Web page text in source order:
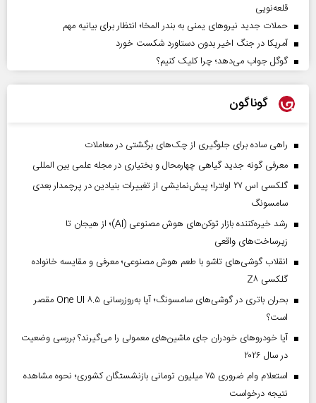
قلعه‌نویی
حملات جدید نیروهای یمنی به بندر المخا؛ انتظار برای بیانیه مهم
آمریکا در جنگ اخیر بدون دستاورد شکست خورد
گوگل جواب می‌دهد؛ چرا کلیک کنیم؟
گوناگون
راهی ساده برای جلوگیری از چک‌های برگشتی در معاملات
معرفی گونه جدید گیاهی چهارمحال و بختیاری در مجله علمی بین المللی
گلکسی اس ۲۷ اولترا؛ پیش‌نمایشی از تغییرات بنیادین در پرچمدار بعدی
سامسونگ
رشد خیره‌کننده بازار توکن‌های هوش مصنوعی (AI)؛ از هیجان تا
زیرساخت‌های واقعی
انقلاب گوشی‌های تاشو‌ با طعم هوش مصنوعی؛ معرفی و مقایسه خانواده
گلکسی Z۸
بحران باتری در گوشی‌های سامسونگ؛ آیا به‌روزرسانی One UI ۸.۵ مقصر
است؟
آیا خودروهای خودران جای ماشین‌های معمولی را می‌گیرند؟ بررسی وضعیت
در سال ۲۰۲۶
استعلام وام ضروری ۷۵ میلیون تومانی بازنشستگان کشوری؛ نحوه مشاهده
نتیجه درخواست